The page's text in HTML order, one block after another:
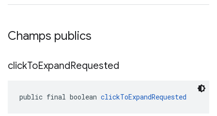
Champs publics
clickToExpandRequested
public final boolean clickToExpandRequested